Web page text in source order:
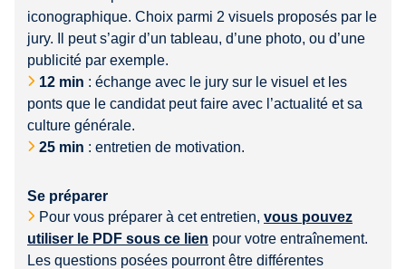
iconographique. Choix parmi 2 visuels proposés par le
jury. Il peut s’agir d’un tableau, d’une photo, ou d’une
publicité par exemple.
12 min : échange avec le jury sur le visuel et les
ponts que le candidat peut faire avec l’actualité et sa
culture générale.
25 min : entretien de motivation.
Se préparer
Pour vous préparer à cet entretien, vous pouvez
utiliser le PDF sous ce lien pour votre entraînement.
Les questions posées pourront être différentes